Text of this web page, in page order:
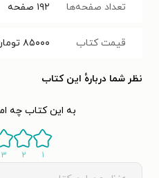
تعداد صفحه‌ها ۱۹۲ صفحه
قیمت کتاب ۸۵۰۰۰
نظر شما دربارهٔ این کتاب
به این کتاب چه
۱ ۲ ۳